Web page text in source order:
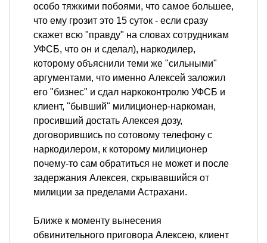
особо тяжкими побоями, что самое большее,
что ему грозит это 15 суток - если сразу
скажет всю "правду" на словах сотрудникам
УФСБ, что он и сделал), наркодилер,
которому объяснили теми же "сильными"
аргументами, что именно Алексей заложил
его "бизнес" и сдал наркоконтролю УФСБ и
клиент, "бывший" милиционер-наркоман,
просивший достать Алексея дозу,
договорившись по сотовому телефону с
наркодилером, к которому милиционер
почему-то сам обратиться не может и после
задержания Алексея, скрывавшийся от
милиции за пределами Астрахани.
Ближе к моменту вынесения
обвинительного приговора Алексею, клиент